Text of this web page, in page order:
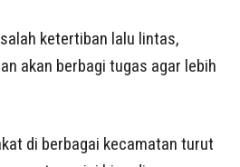
ketertiban lalu lintas,
akan berbagi tugas agar lebih
di berbagai kecamatan turut